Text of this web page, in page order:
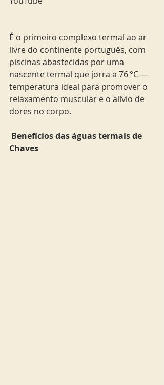
É o primeiro complexo termal ao ar
livre do continente português, com
piscinas abastecidas por uma
nascente termal que jorra a 76 °C —
temperatura ideal para promover o
relaxamento muscular e o alívio de
dores no corpo.
Chaves